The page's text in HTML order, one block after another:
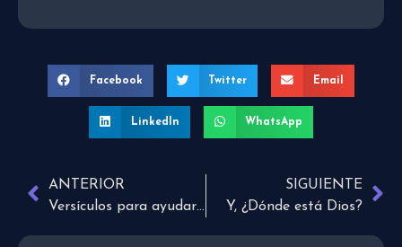
Facebook Twitter Email
LinkedIn WhatsApp
ANTERIOR
Versículos para ayudarte a descubrir tu llamado
SIGUIENTE
Y, ¿Dónde está Dios?